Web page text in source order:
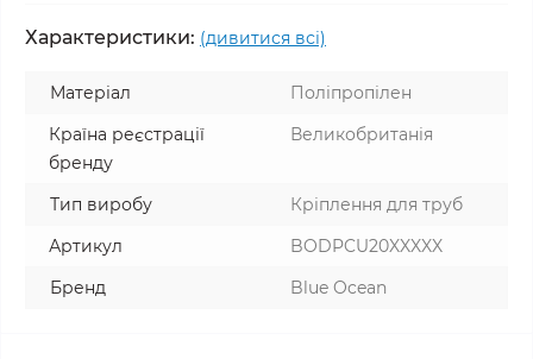
Характеристики: (дивитися всі)
Матеріал
Поліпропілен
Країна реєстрації
бренду
Великобританія
Тип виробу
Кріплення для труб
Артикул
BODPCU20XXXXX
Бренд
Blue Ocean